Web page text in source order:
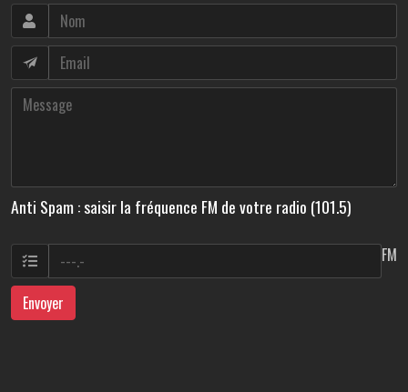
Anti Spam : saisir la fréquence FM de votre radio (101.5)
FM
Envoyer